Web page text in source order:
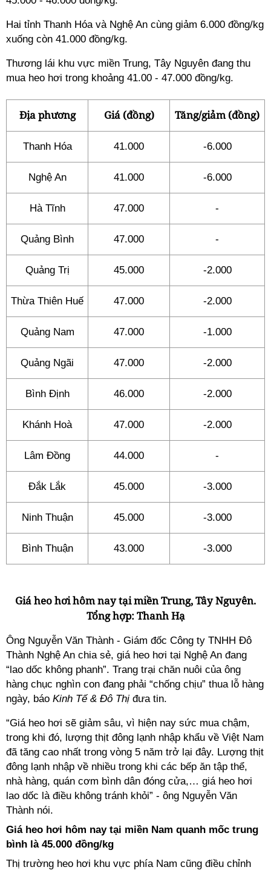
Hai tỉnh Thanh Hóa và Nghệ An cùng giảm 6.000 đồng/kg
xuống còn 41.000 đồng/kg.
Thương lái khu vực miền Trung, Tây Nguyên đang thu
mua heo hơi trong khoảng 41.00 - 47.000 đồng/kg.
Địa phương Giá (đồng) Tăng/giảm (đồng)
Thanh Hóa 41.000 -6.000
Nghệ An 41.000 -6.000
Hà Tĩnh 47.000 -
Quảng Bình 47.000 -
Quảng Trị 45.000 -2.000
Thừa Thiên Huế 47.000 -2.000
Quảng Nam 47.000 -1.000
Quảng Ngãi 47.000 -2.000
Bình Định 46.000 -2.000
Khánh Hoà 47.000 -2.000
Lâm Đồng 44.000 -
Đắk Lắk 45.000 -3.000
Ninh Thuận 45.000 -3.000
Bình Thuận 43.000 -3.000
Giá heo hơi hôm nay tại miền Trung, Tây Nguyên.
Tổng hợp: Thanh Hạ
Ông Nguyễn Văn Thành - Giám đốc Công ty TNHH Đô
Thành Nghệ An chia sẻ, giá heo hơi tại Nghệ An đang
“lao dốc không phanh”. Trang trại chăn nuôi của ông
hàng chục nghìn con đang phải “chống chịu” thua lỗ hàng
ngày, báo Kinh Tế & Đô Thị đưa tin.
“Giá heo hơi sẽ giảm sâu, vì hiện nay sức mua chậm,
trong khi đó, lượng thịt đông lạnh nhập khẩu về Việt Nam
đã tăng cao nhất trong vòng 5 năm trở lại đây. Lượng thịt
đông lạnh nhập về nhiều trong khi các bếp ăn tập thể,
nhà hàng, quán cơm bình dân đóng cửa,… giá heo hơi
lao dốc là điều không tránh khỏi” - ông Nguyễn Văn
Thành nói.
Giá heo hơi hôm nay tại miền Nam quanh mốc trung
bình là 45.000 đồng/kg
Thị trường heo hơi khu vực phía Nam cũng điều chỉnh